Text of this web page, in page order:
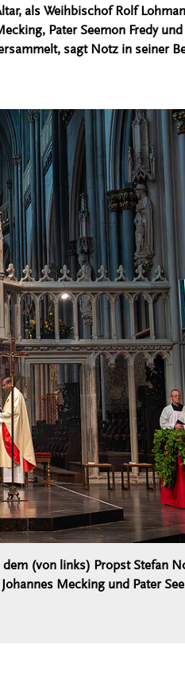
als Weihbischof Rolf
Pater Seemon Fredy
sagt Notz in seiner
(von links) Propst Stefan
Mecking und Pater